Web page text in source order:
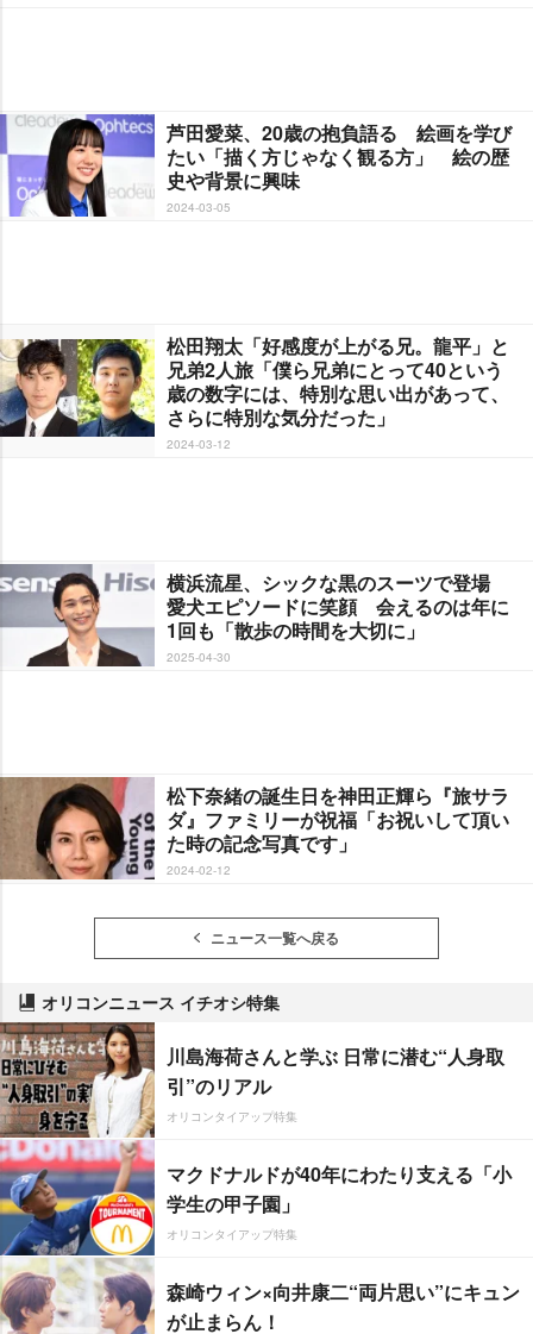
芦田愛菜、20歳の抱負語る 絵画を学び
たい「描く方じゃなく観る方」 絵の歴
史や背景に興味
2024-03-05
松田翔太「好感度が上がる兄。龍平」と
兄弟2人旅「僕ら兄弟にとって40という
歳の数字には、特別な思い出があって、
さらに特別な気分だった」
2024-03-12
横浜流星、シックな黒のスーツで登場
愛犬エピソードに笑顔 会えるのは年に
1回も「散歩の時間を大切に」
2025-04-30
松下奈緒の誕生日を神田正輝ら『旅サラ
ダ』ファミリーが祝福「お祝いして頂い
た時の記念写真です」
2024-02-12
ニュース一覧へ戻る
オリコンニュース イチオシ特集
川島海荷さんと学ぶ 日常に潜む“人身取
引”のリアル
オリコンタイアップ特集
マクドナルドが40年にわたり支える「小
学生の甲子園」
オリコンタイアップ特集
森崎ウィン×向井康二“両片思い”にキュン
が止まらん！